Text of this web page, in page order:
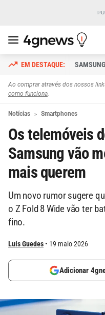
Ao comprar através dos nossos
como funciona.
Notícias Smartphones
Os telemóveis
Samsung vão
mais querem
Um novo rumor sugere
o Z Fold 8 Wide vão ter
fino.
Luís Guedes 19 maio 2026
Adicionar